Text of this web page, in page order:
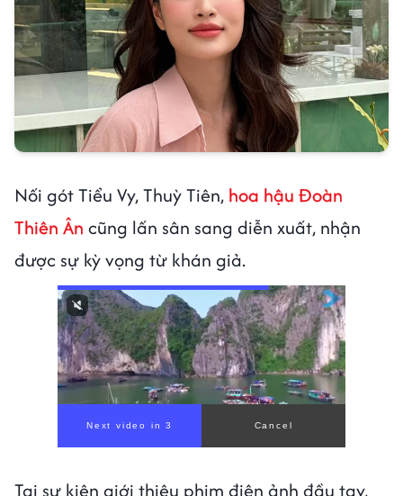
Nối gót Tiểu Vy, Thuỳ Tiên, hoa hậu Đoàn
Thiên Ân cũng lấn sân sang diễn xuất, nhận
được sự kỳ vọng từ khán giả.
Tại sự kiện giới thiệu phim điện ảnh đầu tay,